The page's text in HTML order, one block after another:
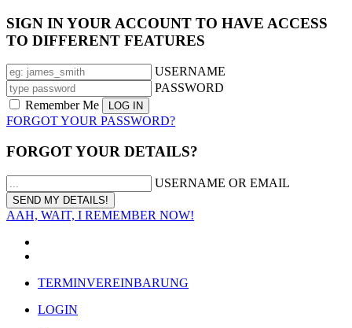
SIGN IN YOUR ACCOUNT TO HAVE ACCESS
TO DIFFERENT FEATURES
USERNAME
PASSWORD
Remember Me
FORGOT YOUR PASSWORD?
FORGOT YOUR DETAILS?
USERNAME OR EMAIL
AAH, WAIT, I REMEMBER NOW!
TERMINVEREINBARUNG
LOGIN